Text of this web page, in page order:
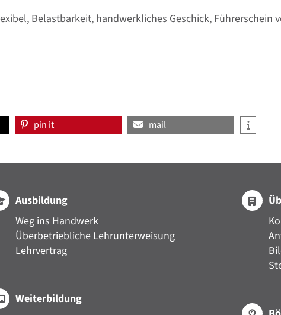
Belastbarkeit, handwerkliches Geschick, Führerschein
pin it mail
Ausbildung
Weg ins Handwerk
Überbetriebliche Lehrunterweisung
Lehrvertrag
Weiterbildung